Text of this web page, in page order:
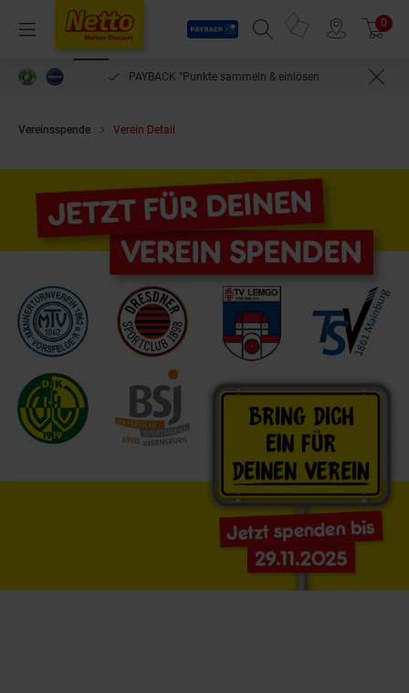
Menü
Payback
Suchfeld einblenden
Prospekte 0
PAYBACK °Punkte sammeln & einlösen
Vereinsspende Verein Detail